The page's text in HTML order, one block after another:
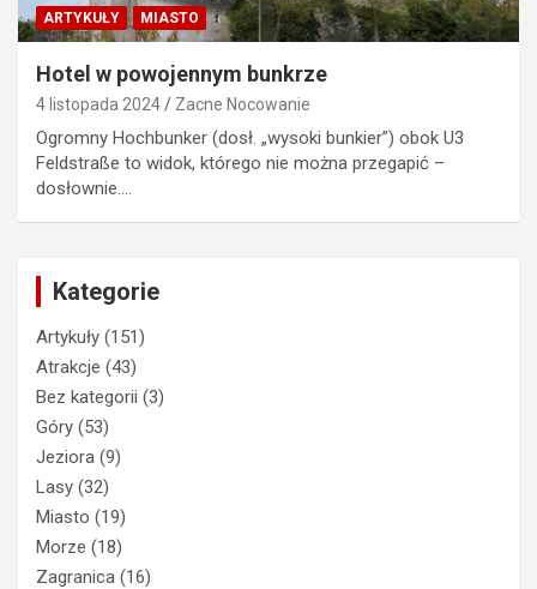
ARTYKUŁY MIASTO
Hotel w powojennym bunkrze
4 listopada 2024 Zacne Nocowanie
Ogromny Hochbunker (dosł. „wysoki bunkier”) obok U3
Feldstraße to widok, którego nie można przegapić –
dosłownie.…
Kategorie
Artykuły (151)
Atrakcje (43)
Bez kategorii (3)
Góry (53)
Jeziora (9)
Lasy (32)
Miasto (19)
Morze (18)
Zagranica (16)